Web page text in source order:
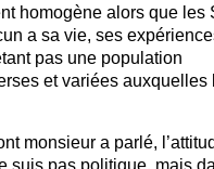
homogène alors que les
a sa vie, ses
pas une population
et variées auxquelles
monsieur a parlé,
suis pas politique, mais